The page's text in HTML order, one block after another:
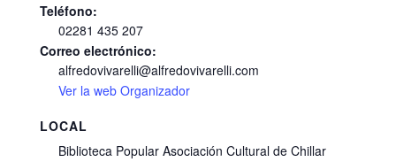
Teléfono:
02281 435 207
Correo electrónico:
alfredovivarelli@alfredovivarelli.com
Ver la web Organizador
LOCAL
Biblioteca Popular Asociación Cultural de Chillar